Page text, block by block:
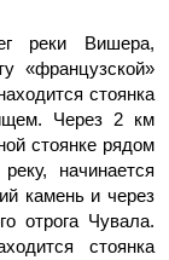
реки Вишера,
«французской»
стоянка
Через 2 км
стоянке рядом
начинается
камень и через
отрога Чувала.
стоянка